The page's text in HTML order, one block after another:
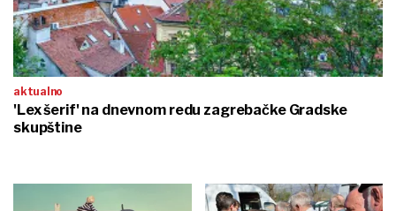
aktualno
'Lex šerif' na dnevnom redu zagrebačke Gradske
skupštine